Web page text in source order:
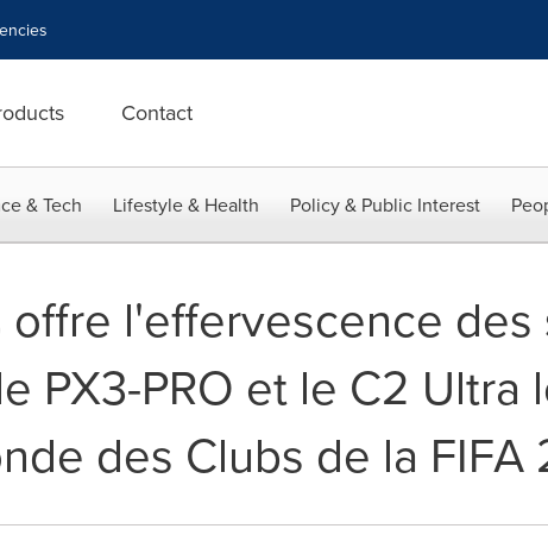
Contact
& Tech Lifestyle & Health Policy & Public Interest
l'effervescence des
PX3-PRO et le C2 Ultra
des Clubs de la FIFA